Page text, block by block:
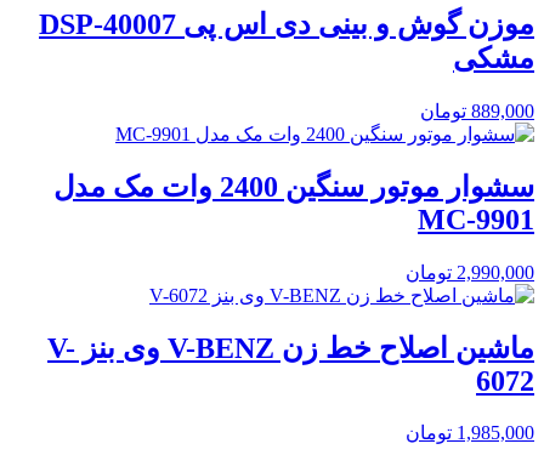
موزن گوش و بینی دی اس پی DSP-40007
مشکی
889,000 تومان
سشوار موتور سنگین 2400 وات مک مدل
MC-9901
2,990,000 تومان
ماشین اصلاح خط زن V-BENZ وی بنز V-
6072
1,985,000 تومان